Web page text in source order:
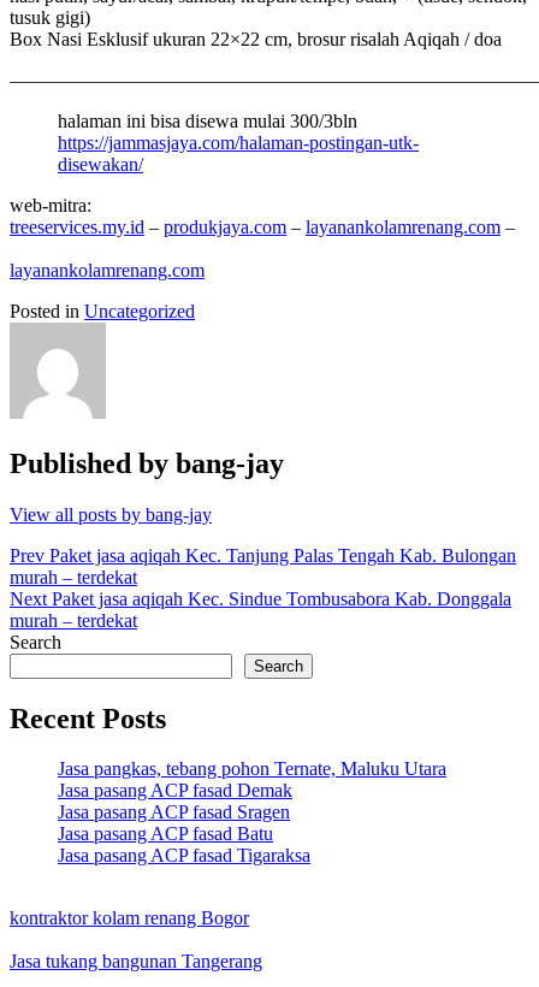
tusuk gigi)
Box Nasi Esklusif ukuran 22×22 cm, brosur risalah Aqiqah / doa
halaman ini bisa disewa mulai 300/3bln
https://jammasjaya.com/halaman-postingan-utk-
disewakan/
web-mitra:
treeservices.my.id – produkjaya.com – layanankolamrenang.com –
layanankolamrenang.com
Posted in Uncategorized
Published by bang-jay
View all posts by bang-jay
Post
navigation
Prev Paket jasa aqiqah Kec. Tanjung Palas Tengah Kab. Bulongan
murah – terdekat
Next Paket jasa aqiqah Kec. Sindue Tombusabora Kab. Donggala
murah – terdekat
Search
Search
Recent Posts
Jasa pangkas, tebang pohon Ternate, Maluku Utara
Jasa pasang ACP fasad Demak
Jasa pasang ACP fasad Sragen
Jasa pasang ACP fasad Batu
Jasa pasang ACP fasad Tigaraksa
kontraktor kolam renang Bogor
Jasa tukang bangunan Tangerang